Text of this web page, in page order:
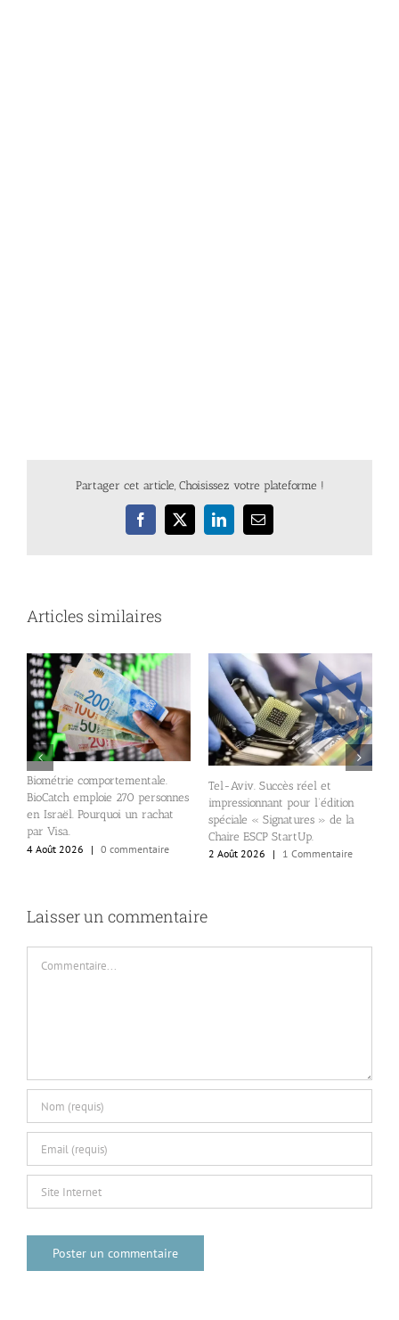
Partager cet article, Choisissez votre plateforme !
Facebook
X LinkedInEmail
Articles similaires
Biométrie comportementale.
BioCatch emploie 270 personnes
en Israël. Pourquoi un rachat
par Visa.
4 Août 2026
| 0 commentaire
Tel-Aviv. Succès réel et
impressionnant pour l’édition
spéciale « Signatures » de la
Chaire ESCP StartUp.
2 Août 2026
| 1 Commentaire
Laisser un commentaire